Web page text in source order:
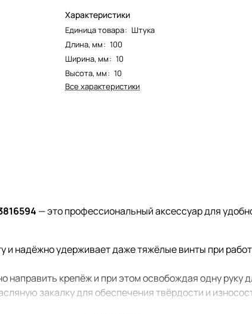
Характеристики
Единица товара: Штука
Длина, мм: 100
Ширина, мм: 10
Высота, мм: 10
Все характеристики
— это профессиональный аксессуар для
надёжно удерживает даже тяжёлые винты при
направить крепёж и при этом освобождая одну руку
закалку для обеспечения твёрдости и